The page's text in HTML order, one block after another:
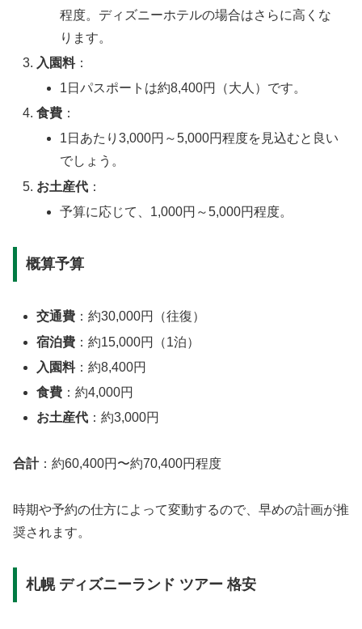
程度。ディズニーホテルの場合はさらに高くな
ります。
入園料：
1日パスポートは約8,400円（大人）です。
食費 ：
1日あたり3,000円～5,000円程度を見込むと良い
でしょう。
お土産代 ：
予算に応じて、1,000円～5,000円程度。
概算予算
交通費 ：約30,000円（往復）
宿泊費 ：約15,000円（1泊）
入園料：約8,400円
食費 ：約4,000円
お土産代 ：約3,000円
合計：約60,400円〜約70,400円程度
時期や予約の仕方によって変動するので、早めの計画が推
奨されます。
札幌 ディズニーランド ツアー 格安